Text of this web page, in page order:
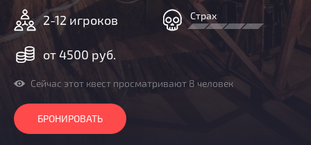
Новости
Партнерам
2-12 игроков
от 4500 руб.
Страх
Сейчас этот квест просматривают 8 человек
БРОНИРОВАТЬ